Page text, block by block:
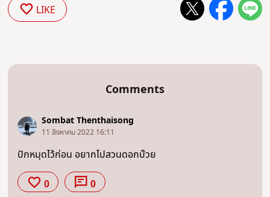
LIKE
Comments
Sombat Thenthaisong
11 สิงหาคม 2022 16:11
ปักหมุดไว้ก่อน อยากไปสวนดอกบ๊วย
0 0